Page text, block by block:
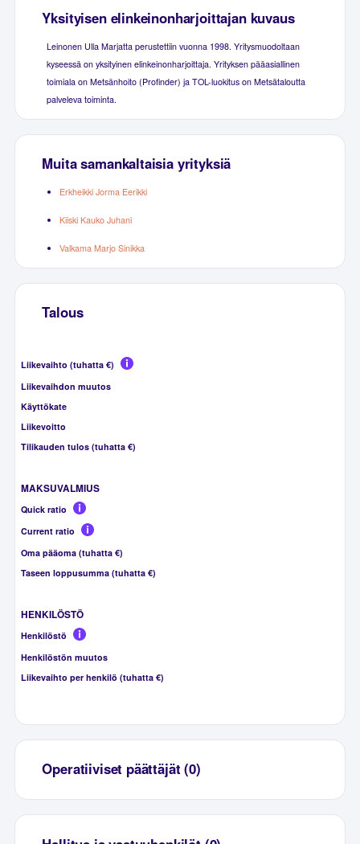
Yksityisen elinkeinonharjoittajan kuvaus
Leinonen Ulla Marjatta perustettiin vuonna 1998. Yritysmuodoltaan
kyseessä on yksityinen elinkeinonharjoittaja. Yrityksen pääasiallinen
toimiala on Metsänhoito (Profinder) ja TOL-luokitus on Metsätaloutta
palveleva toiminta.
Muita samankaltaisia yrityksiä
Erkheikki Jorma Eerikki
Kiiski Kauko Juhani
Valkama Marjo Sinikka
Talous
Liikevaihto (tuhatta €)
Liikevaihdon muutos
Käyttökate
Liikevoitto
Tilikauden tulos (tuhatta €)
MAKSUVALMIUS
Quick ratio
Current ratio
Oma pääoma (tuhatta €)
Taseen loppusumma (tuhatta €)
HENKILÖSTÖ
Henkilöstö
Henkilöstön muutos
Liikevaihto per henkilö (tuhatta €)
Operatiiviset päättäjät (0)